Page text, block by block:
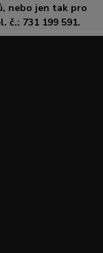
nebo jen tak pro
č.: 731 199 591.